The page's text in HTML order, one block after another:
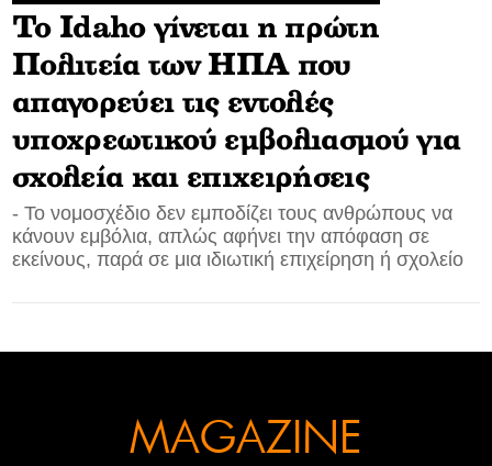
CONTACT
ADVERTISE
Το Idaho γίνεται η πρώτη
Πολιτεία των ΗΠΑ που
απαγορεύει τις εντολές
υποχρεωτικού εμβολιασμού για
σχολεία και επιχειρήσεις
- Το νομοσχέδιο δεν εμποδίζει τους ανθρώπους να
κάνουν εμβόλια, απλώς αφήνει την απόφαση σε
εκείνους, παρά σε μια ιδιωτική επιχείρηση ή σχολείο
MAGAZINE